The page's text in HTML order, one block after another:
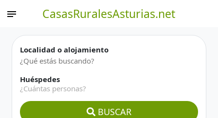
CasasRuralesAsturias.net
Localidad o alojamiento
Huéspedes
¿Cuántas personas?
BUSCAR